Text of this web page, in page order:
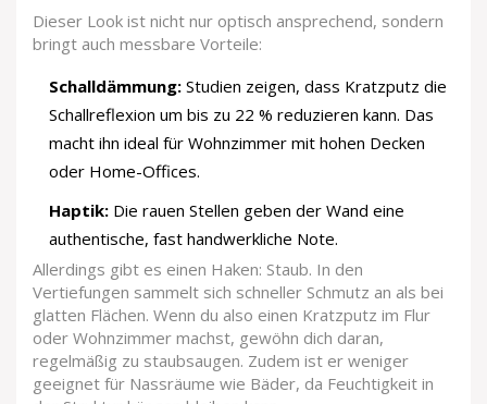
Dieser Look ist nicht nur optisch ansprechend, sondern
bringt auch messbare Vorteile:
Schalldämmung: Studien zeigen, dass Kratzputz die
Schallreflexion um bis zu 22 % reduzieren kann. Das
macht ihn ideal für Wohnzimmer mit hohen Decken
oder Home-Offices.
Haptik: Die rauen Stellen geben der Wand eine
authentische, fast handwerkliche Note.
Allerdings gibt es einen Haken: Staub. In den
Vertiefungen sammelt sich schneller Schmutz an als bei
glatten Flächen. Wenn du also einen Kratzputz im Flur
oder Wohnzimmer machst, gewöhn dich daran,
regelmäßig zu staubsaugen. Zudem ist er weniger
geeignet für Nassräume wie Bäder, da Feuchtigkeit in